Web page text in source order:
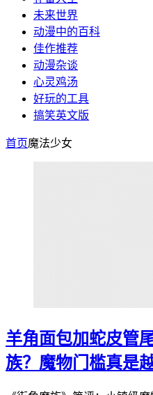
未来世界
动漫中的百科
佳作推荐
动漫杂谈
心灵鸡汤
好玩的工具
搞笑英文版
首页魔法少女
羊角面包加蛇皮管
族？魔物门槛真是